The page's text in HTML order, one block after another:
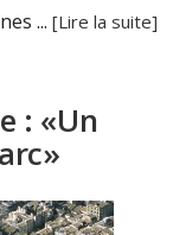
...[Lire la suite]
: «Un